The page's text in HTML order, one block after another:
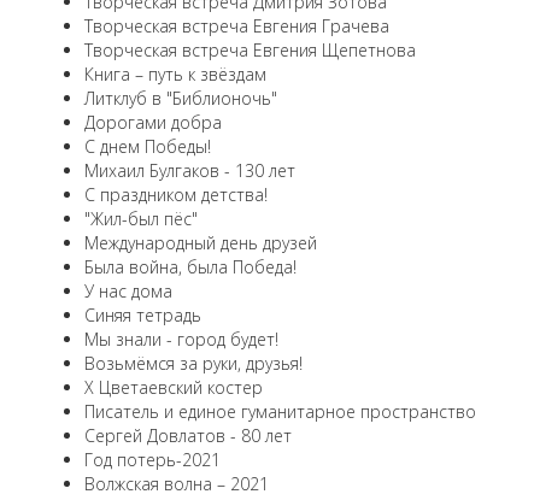
Творческая встреча Евгения Грачева
Творческая встреча Евгения Щепетнова
Книга – путь к звёздам
Литклуб в "Библионочь"
Дорогами добра
С днем Победы!
Михаил Булгаков - 130 лет
С праздником детства!
"Жил-был пёс"
Международный день друзей
Была война, была Победа!
У нас дома
Синяя тетрадь
Мы знали - город будет!
Возьмёмся за руки, друзья!
X Цветаевский костер
Писатель и единое гуманитарное пространство
Сергей Довлатов - 80 лет
Год потерь-2021
Волжская волна – 2021